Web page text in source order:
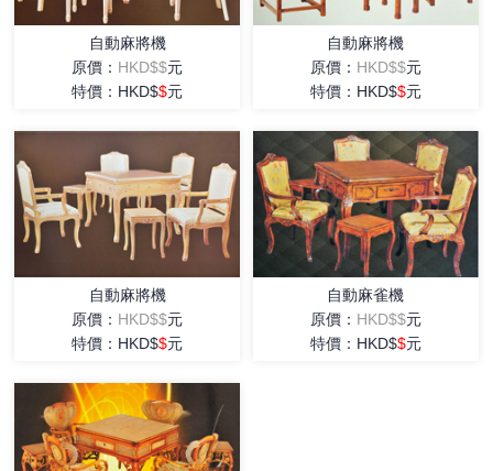
自動麻將機
原價： HKD$$元
特價：HKD$$元
自動麻將機
原價： HKD$$元
特價：HKD$$元
自動麻將機
原價： HKD$$元
特價：HKD$$元
自動麻雀機
原價： HKD$$元
特價：HKD$$元